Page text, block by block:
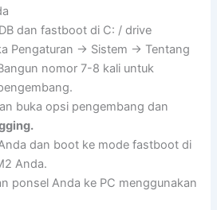
dan fastboot di C: / drive
Pengaturan -> Sistem -> Tentang
nomor 7-8 kali untuk
buka opsi pengembang dan
dan boot ke mode fastboot di
Anda.
ponsel Anda ke PC menggunakan